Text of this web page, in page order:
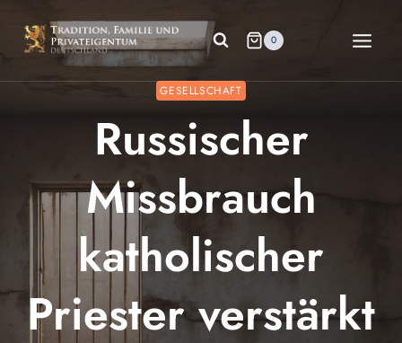
Inhalt
springen
0
GESELLSCHAFT
Russischer
Missbrauch
katholischer
Priester verstärkt